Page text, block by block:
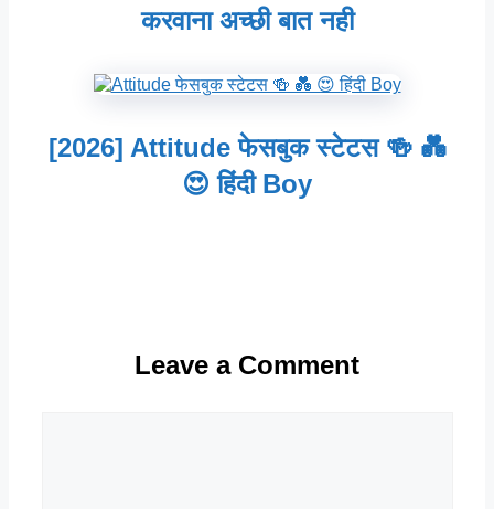
करवाना अच्छी बात नही
[2026] Attitude फेसबुक स्टेटस 🍻 💑
😍 हिंदी Boy
Leave a Comment